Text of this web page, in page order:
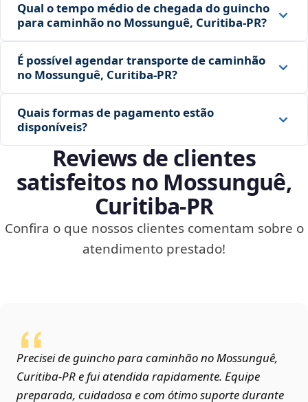
Qual o tempo médio de chegada do guincho
para caminhão no Mossunguê, Curitiba‑PR?
É possível agendar transporte de caminhão
no Mossunguê, Curitiba‑PR?
Quais formas de pagamento estão
disponíveis?
Reviews de clientes
satisfeitos no Mossunguê,
Curitiba‑PR
Confira o que nossos clientes comentam sobre o
atendimento prestado!
Precisei de guincho para caminhão no Mossunguê,
Curitiba‑PR e fui atendida rapidamente. Equipe
preparada, cuidadosa e com ótimo suporte durante